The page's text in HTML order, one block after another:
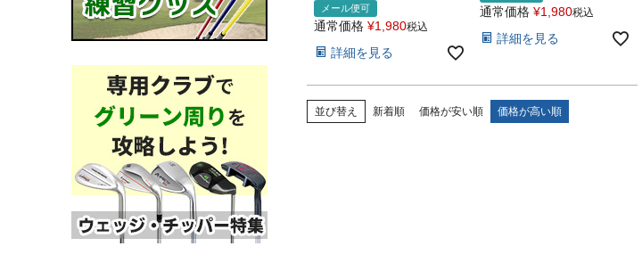
メール便可
通常価格 ¥1,980税込
詳細を見る
通常価格 ¥1,980税込
詳細を見る
並び替え 新着順 価格が安い順 価格が高い順